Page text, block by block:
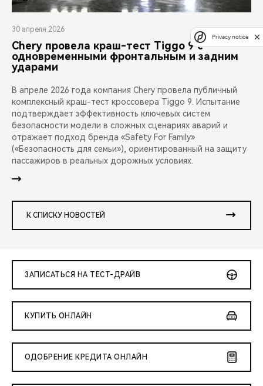
30 апреля 2026
Chery провела краш-тест Tiggo 9 с
одновременными фронтальным и задним
ударами
В апреле 2026 года компания Chery провела публичный
комплексный краш-тест кроссовера Tiggo 9. Испытание
подтверждает эффективность ключевых систем
безопасности модели в сложных сценариях аварий и
отражает подход бренда «Safety For Family»
(«Безопасность для семьи»), ориентированный на защиту
пассажиров в реальных дорожных условиях.
К СПИСКУ НОВОСТЕЙ
ЗАПИСАТЬСЯ НА ТЕСТ-ДРАЙВ
КУПИТЬ ОНЛАЙН
ОДОБРЕНИЕ КРЕДИТА ОНЛАЙН
Privacy notice